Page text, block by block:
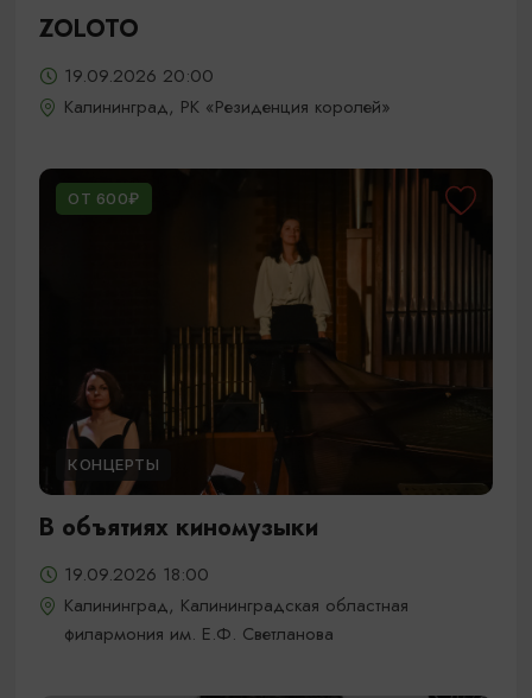
ZOLOTO
19.09.2026 20:00
Калининград, РК «Резиденция королей»
ОТ 600₽
КОНЦЕРТЫ
В объятиях киномузыки
19.09.2026 18:00
Калининград, Калининградская областная
филармония им. Е.Ф. Светланова